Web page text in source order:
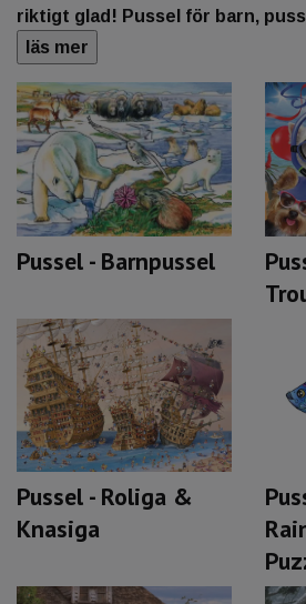
riktigt glad! Pussel för barn,
Pussel - Barnpussel
Pussel - Roliga &
Knasiga